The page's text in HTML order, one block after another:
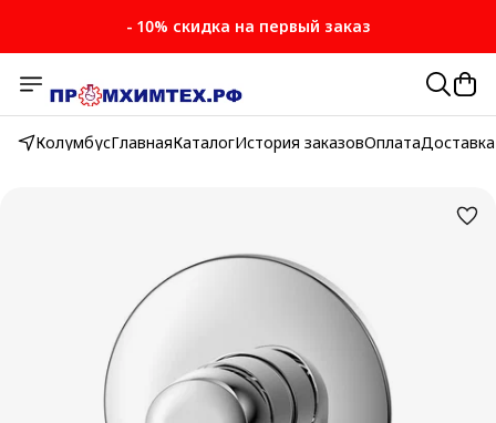
- 10% скидка на первый заказ
КолумбусГлавнаяКаталогИстория заказовОплатаДоставка